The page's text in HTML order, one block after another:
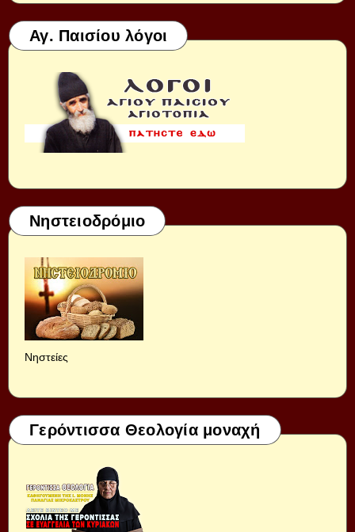
Αγ. Παισίου λόγοι
Νηστειοδρόμιο
Νηστείες
Γερόντισσα Θεολογία μοναχή